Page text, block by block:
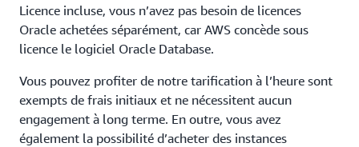
Licence incluse, vous n’avez pas besoin de licences
Oracle achetées séparément, car AWS concède sous
licence le logiciel Oracle Database.
Vous pouvez profiter de notre tarification à l’heure sont
exempts de frais initiaux et ne nécessitent aucun
engagement à long terme. En outre, vous avez
également la possibilité d’acheter des instances